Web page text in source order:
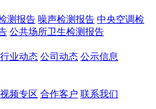
测报告 噪声检测报告 中央空调检
公共场所卫生检测报告
行业动态 公司动态 公示信息
视频专区 合作客户 联系我们